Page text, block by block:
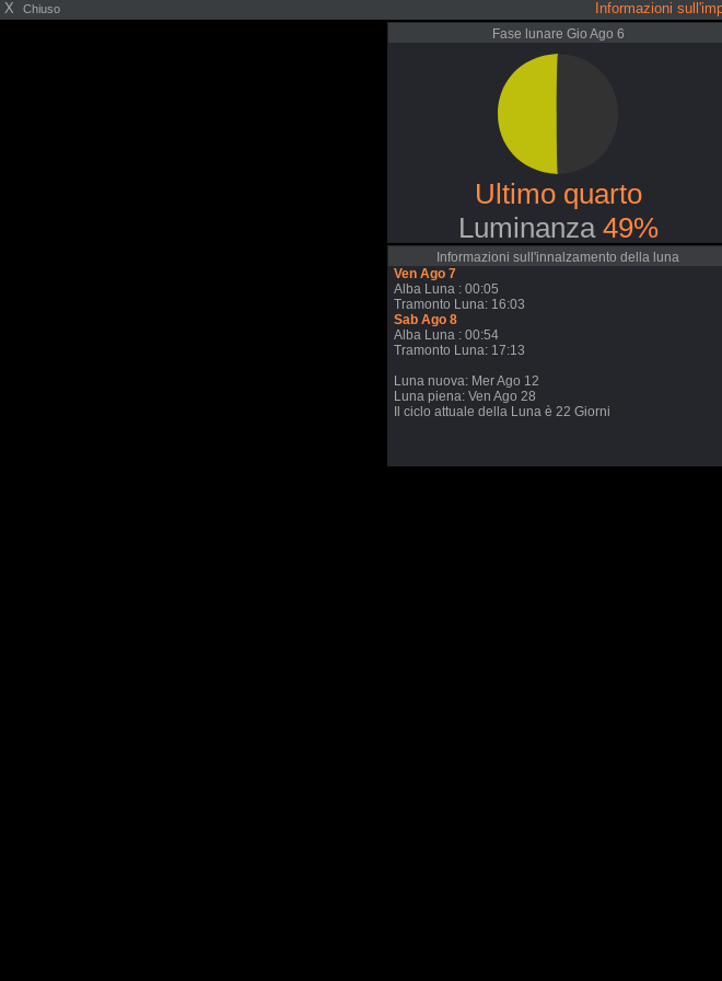
X Chiuso Informazioni
Fase lunare Gio Ago 6
Ultimo quarto
Luminanza 49%
Informazioni sull'innalzamento della luna
Ven Ago 7
Alba Luna : 00:05
Tramonto Luna: 16:03
Sab Ago 8
Alba Luna : 00:54
Tramonto Luna: 17:13
Luna nuova: Mer Ago 12
Luna piena: Ven Ago 28
Il ciclo attuale della Luna è 22 Giorni